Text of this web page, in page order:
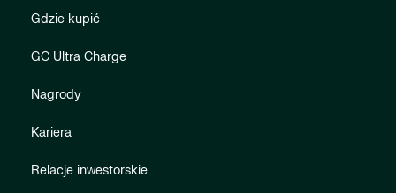
Gdzie kupić
GC Ultra Charge
Nagrody
Kariera
Relacje inwestorskie